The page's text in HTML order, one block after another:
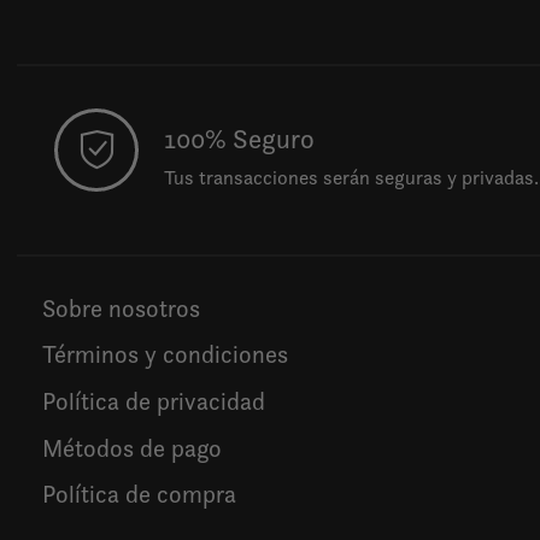
100% Seguro
Tus transacciones serán seguras y privadas.
Sobre nosotros
Términos y condiciones
Política de privacidad
Métodos de pago
Política de compra